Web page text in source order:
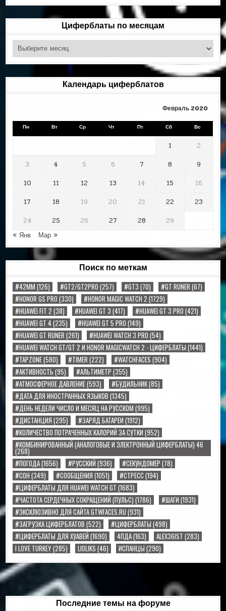
рубрикам
Циферблаты по месяцам
Циферблаты
по
месяцам
Календарь циферблатов
Февраль 2020
Пн Вт Ср Чт Пт Сб Вс
1
2
3
4 5 6 7 8
9
10
11 12 13 14 15
16
17
18 19 20 21 22
23
24
25 26 27 28
29
« Янв
Мар »
Поиск по меткам
#42MM (126) #GT2/GT2PRO (257) #GT3 (70) #GT RUNER(67)
#HONOR GS PRO (330) #HONOR MAGIC WATCH 2 (1729)
#HUAWEI FIT 2 (38) #HUAWEI GT 3 (417) #HUAWEI GT 3 PRO (421)
#HUAWEI GT 4(235) #HUAWEI GT 5 PRO (149)
#HUAWEI GT RUNER(261) #HUAWEI WATCH 3 PRO (54)
#HUAWEI WATCH GT/GT 2 И HONOR MAGICWATCH 2 - ЦИФЕРБЛАТЫ (1441)
#TAPZONE(580) #TIMER(222) #WATCHFACES (904)
#АКТИВНОСТЬ (95) #АЛЬТИМЕТР (355)
#АТМОСФЕРНОЕ ДАВЛЕНИЕ(593) #БУДИЛЬНИК(85)
#ДАТА ДЛЯ ИНОСТРАННЫХ ЯЗЫКОВ (1345)
#ДЕНЬ НЕДЕЛИ ЧИСЛО И МЕСЯЦ НА РУССКОМ (995)
#ДИСТАНЦИЯ (295) #ЗАРЯД БАТАРЕИ (1912)
#КОЛИЧЕСТВО ПОТРАЧЕННЫХ КАЛОРИЙ ЗА СУТКИ (952)
#КОМБИНИРОВАННЫЙ (АНАЛОГОВЫЕ И ЭЛЕКТРОННЫЙ ЦИФЕРБЛАТЫ) 46
(268)
#ПОГОДА(1656) #РУССКИЙ (936) #СЕКУНДОМЕР (78)
#СОН (349) #СООБЩЕНИЯ (1051) #СТРЕСС (194)
#ЦИФЕРБЛАТЫ ДЛЯ HUAWEI WATCH GT (1683)
#ЧАСТОТА СЕРДЕЧНЫХ СОКРАЩЕНИЙ (ПУЛЬС) (1786) #ШАГИ (1931)
#ЭКСКЛЮЗИВНО ДЛЯ САЙТА GTWFACES.RU (931)
#ЗАГРУЗКА ЦИФЕРБЛАТОВ (522) #ЦИФЕРБЛАТЫ (498)
#ЦИФЕРБЛАТЫ ДЛЯ ХУАВЕЙ (1690) 4ПДА(163) ALEX36IST (283)
I LOVE TURKEY(285) LIOLIKS (46) ИСПАНЦЫ (290)
Последние темы на форуме